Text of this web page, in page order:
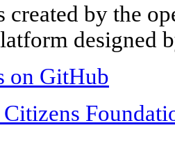
created by the
designed
on GitHub